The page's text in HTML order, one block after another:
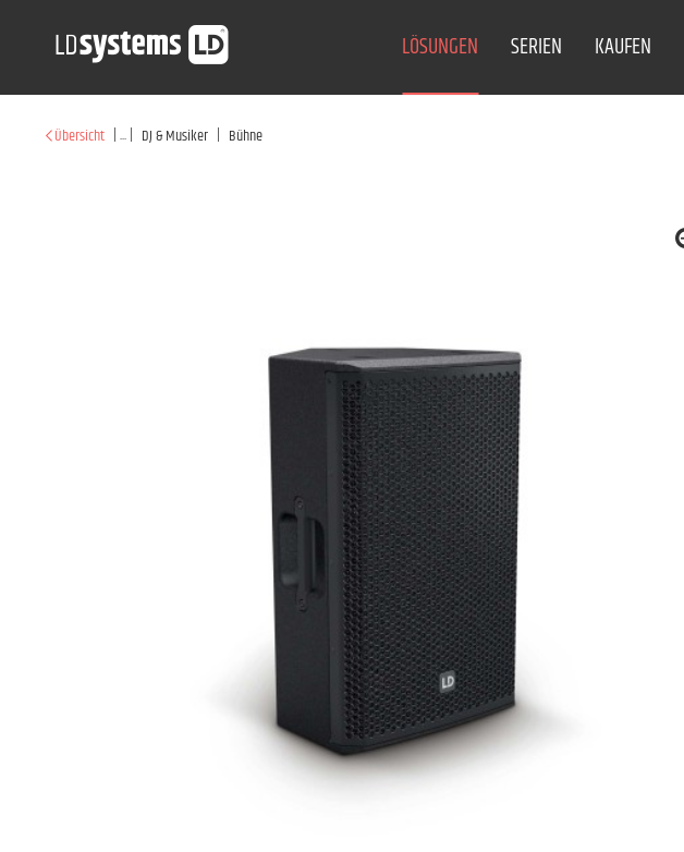
LÖSUNGEN SERIEN KAUFEN
Übersicht |...| DJ & Musiker | Bühne